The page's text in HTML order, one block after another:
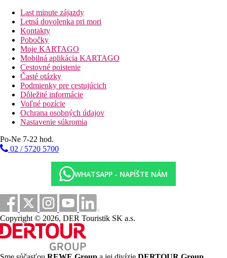
vyššie uvedené vybavenie)
Dvojlôžková izba, Deluxe, Veranda, Výhľad na
bazén:
Junior suite, Deluxe, Výhľad do záhrady:
priestrannejšia, veľkosť cca 27 m2
Junior suite, Deluxe, Výhľad na bazén:
veľkosť cca 27 m2, výhľad na bazén
Suite, 2 spálne, Premium:
Dvojlôžková izba, Deluxe
Trojlôžková izba, Deluxe, Výhľad do záhrady
Trojlôžková izba, Deluxe, Výhľad na bazén
70 izieb
vstupná hala s recepciou
TV miestnosť
bar s terasou
reštaurácia
bazén
terasa na slnenie (ležadlá, slnečníky a osušky zadarmo)
vonkajšie sprchy
bar pri bazéne
WIFI v lobby (zadarmo)
Popis pláže
Last minute zájazdy
Letná dovolenka pri mori
Kontakty
Pobočky
Moje KARTAGO
Mobilná aplikácia KARTAGO
Cestovné poistenie
Časté otázky
Podmienky pre cestujúcich
Dôležité informácie
Voľné pozície
Ochrana osobných údajov
Nastavenie súkromia
Po-Ne 7-22 hod.
02 / 5720 5700
WHATSAPP - NAPÍŠTE NÁM
Copyright © 2026, DER Touristik SK a.s.